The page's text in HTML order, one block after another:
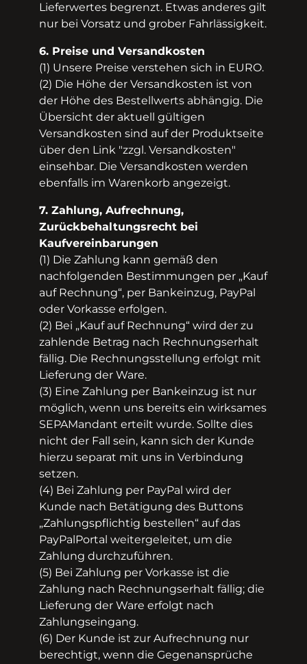
Lieferwertes begrenzt. Etwas anderes gilt
nur bei Vorsatz und grober Fahrlässigkeit.
6. Preise und Versandkosten
(1) Unsere Preise verstehen sich in EURO.
(2) Die Höhe der Versandkosten ist von
der Höhe des Bestellwerts abhängig. Die
Übersicht der aktuell gültigen
Versandkosten sind auf der Produktseite
über den Link "zzgl. Versandkosten"
einsehbar. Die Versandkosten werden
ebenfalls im Warenkorb angezeigt.
7. Zahlung, Aufrechnung,
Zurückbehaltungsrecht bei
Kaufvereinbarungen
(1) Die Zahlung kann gemäß den
nachfolgenden Bestimmungen per „Kauf
auf Rechnung“, per Bankeinzug, PayPal
oder Vorkasse erfolgen.
(2) Bei „Kauf auf Rechnung“ wird der zu
zahlende Betrag nach Rechnungserhalt
fällig. Die Rechnungsstellung erfolgt mit
Lieferung der Ware.
(3) Eine Zahlung per Bankeinzug ist nur
möglich, wenn uns bereits ein wirksames
SEPA­Mandant erteilt wurde. Sollte dies
nicht der Fall sein, kann sich der Kunde
hierzu separat mit uns in Verbindung
setzen.
(4) Bei Zahlung per PayPal wird der
Kunde nach Betätigung des Buttons
„Zahlungspflichtig bestellen“ auf das
PayPal­Portal weitergeleitet, um die
Zahlung durchzuführen.
(5) Bei Zahlung per Vorkasse ist die
Zahlung nach Rechnungserhalt fällig; die
Lieferung der Ware erfolgt nach
Zahlungseingang.
(6) Der Kunde ist zur Aufrechnung nur
berechtigt, wenn die Gegenansprüche